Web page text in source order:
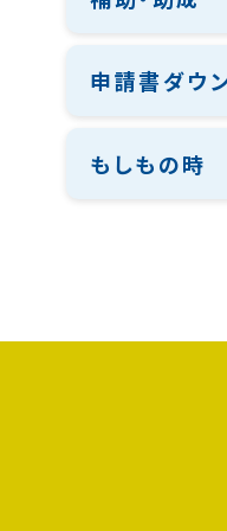
申請書ダウ
もしもの時